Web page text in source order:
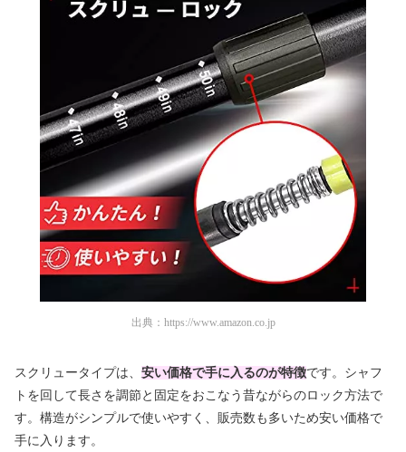
出典： https://www.amazon.co.jp
スクリュータイプは、 安い価格で手に入るのが特徴です。シャフ
トを回して長さを調節と固定をおこなう昔ながらのロック方法で
す。構造がシンプルで使いやすく、販売数も多いため安い価格で
手に入ります。